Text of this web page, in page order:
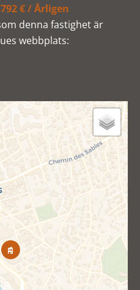
€ / Årligen
denna fastighet är
webbplats: